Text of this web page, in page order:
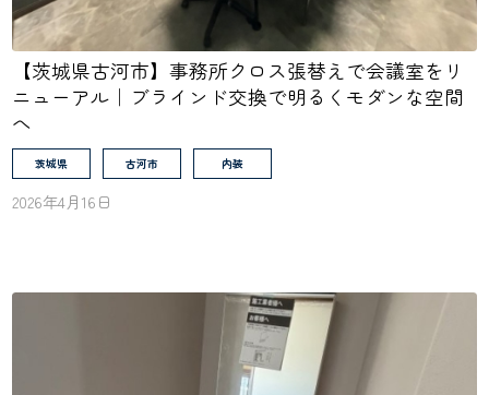
【茨城県古河市】事務所クロス張替えで会議室をリ
ニューアル｜ブラインド交換で明るくモダンな空間
へ
茨城県 古河市 内装
2026年4月16日